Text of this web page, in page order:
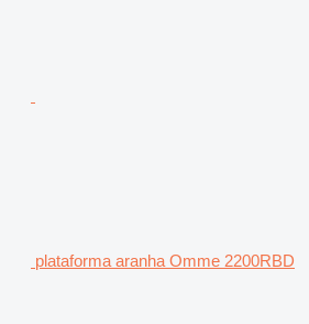
plataforma aranha Omme 2200RBD